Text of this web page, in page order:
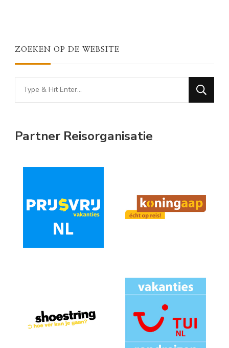
ZOEKEN OP DE WEBSITE
Looking
for
Partner Reisorganisatie